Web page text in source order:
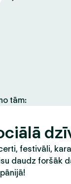
tām:
festivāli,
daudz foršāk